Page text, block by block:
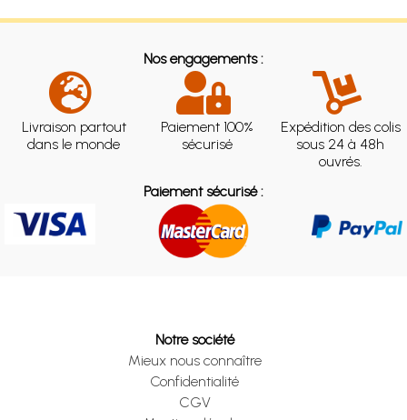
Nos engagements :
Livraison partout
dans le monde
Paiement 100%
sécurisé
Expédition des colis
sous 24 à 48h
ouvrés.
Paiement sécurisé :
Notre société
Mieux nous connaître
Confidentialité
CGV